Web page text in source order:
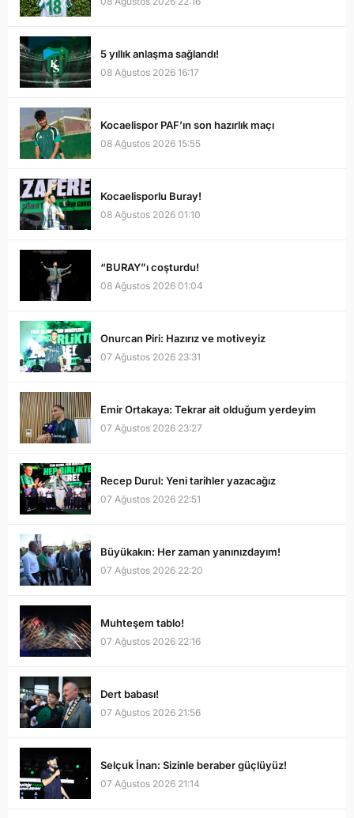
5 yıllık anlaşma sağlandı!
08 Ağustos 2026 16:17
Kocaelispor PAF’ın son hazırlık maçı
08 Ağustos 2026 15:55
Kocaelisporlu Buray!
08 Ağustos 2026 01:10
“BURAY”ı coşturdu!
08 Ağustos 2026 01:04
Onurcan Piri: Hazırız ve motiveyiz
07 Ağustos 2026 23:31
Emir Ortakaya: Tekrar ait olduğum yerdeyim
07 Ağustos 2026 23:27
Recep Durul: Yeni tarihler yazacağız
07 Ağustos 2026 22:51
Büyükakın: Her zaman yanınızdayım!
07 Ağustos 2026 22:20
Muhteşem tablo!
07 Ağustos 2026 22:16
Dert babası!
07 Ağustos 2026 21:56
Selçuk İnan: Sizinle beraber güçlüyüz!
07 Ağustos 2026 21:14